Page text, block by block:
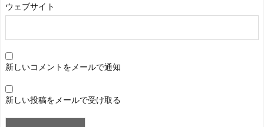
ウェブサイト
新しいコメントをメールで通知
新しい投稿をメールで受け取る